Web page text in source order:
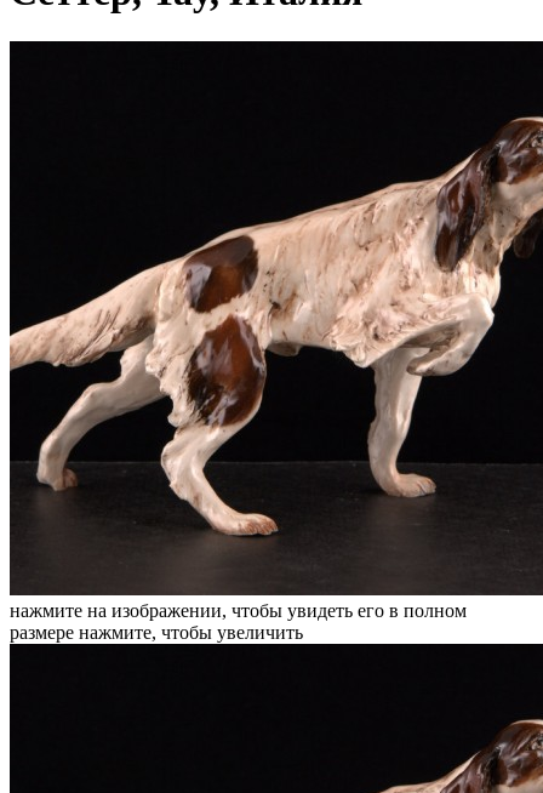
нажмите на изображении, чтобы увидеть его в полном
размере нажмите, чтобы увеличить